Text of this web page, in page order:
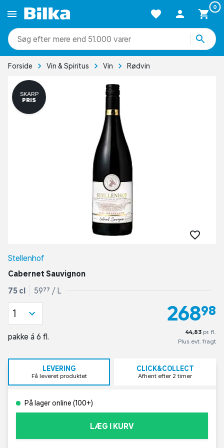
0
mere end 51.000 varer
Forside Vin & Spiritus Vin Rødvin
SKARP
PRIS
Stellenhof
Cabernet Sauvignon
75 cl
59,77 / L
268,98
44,83 pr. fl.
Plus evt. fragt
1
pakke á 6 fl.
LEVERING
Få leveret produktet
CLICK&COLLECT
Afhent efter 2 timer
På lager online (100+)
LÆG I KURV